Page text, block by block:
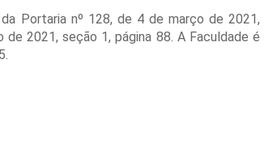
Portaria nº 128, de 4 de março de 2021,
2021, seção 1, página 88. A Faculdade é